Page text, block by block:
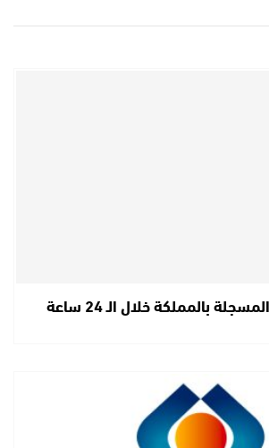
مقاييس الأمطار المسجلة بالمملكة خلال الـ 24 ساعة